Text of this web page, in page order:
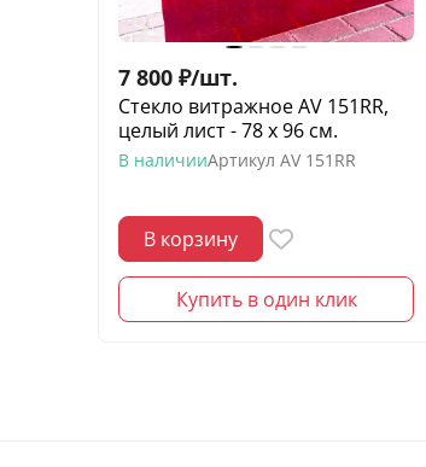
7 800 ₽/шт.
Стекло витражное AV 151RR,
целый лист - 78 х 96 cм.
В наличииАртикул AV 151RR
В корзину
Купить в один клик